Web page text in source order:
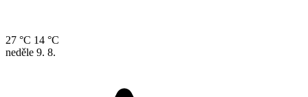
27 °C 14 °C
neděle 9. 8.